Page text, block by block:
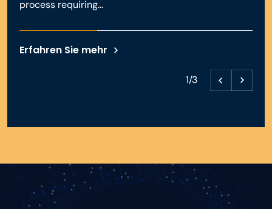
process requiring...
Erfahren Sie mehr
1/3